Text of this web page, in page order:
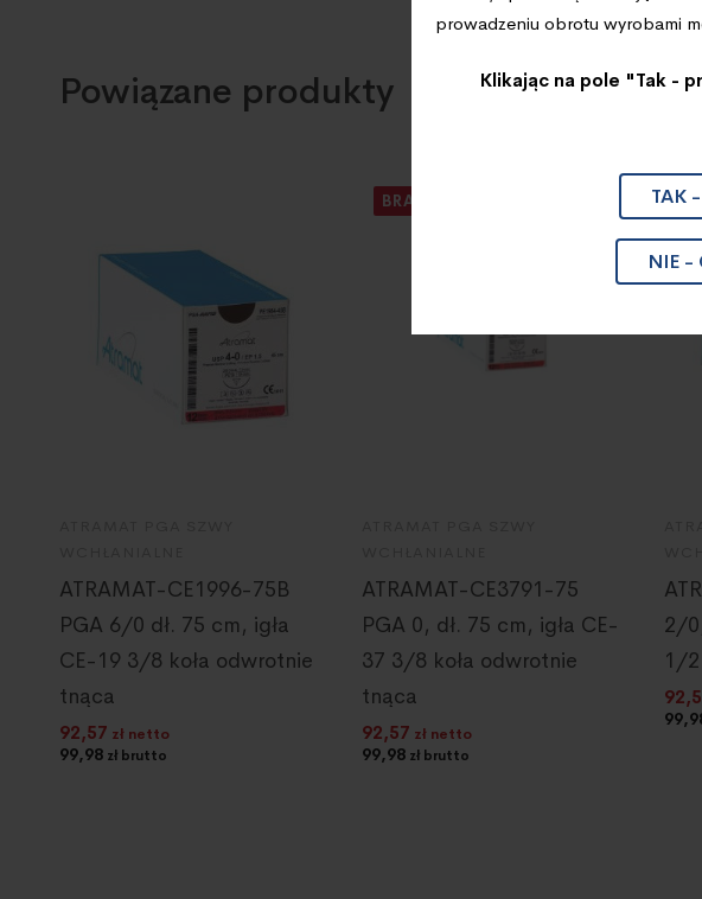
prowadzeniu obrotu wyrobami
Klikając na pole "Tak -
TAK
NIE -
Powiązane produkty
ATRAMAT-CE1996-75B
PGA 6/0 dł. 75 cm, igła
CE-19 3/8 koła odwrotnie
tnąca
92,57 zł netto
99,98 zł brutto
BRAK
ATRAMAT-CE3791-75
PGA 0, dł. 75 cm, igła CE-
37 3/8 koła odwrotnie
tnąca
92,57 zł netto
99,98zł brutto
2/
1/2